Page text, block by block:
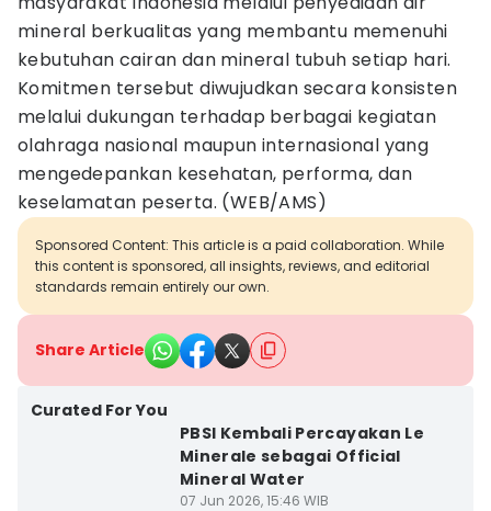
mineral berkualitas yang membantu memenuhi
kebutuhan cairan dan mineral tubuh setiap hari.
Komitmen tersebut diwujudkan secara konsisten
melalui dukungan terhadap berbagai kegiatan
olahraga nasional maupun internasional yang
mengedepankan kesehatan, performa, dan
keselamatan peserta. (WEB/AMS)
Sponsored Content: This article is a paid collaboration. While
this content is sponsored, all insights, reviews, and editorial
standards remain entirely our own.
Share Article
Curated For You
PBSI Kembali Percayakan Le
Minerale sebagai Official
Mineral Water
07 Jun 2026, 15:46 WIB